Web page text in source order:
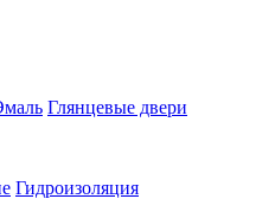
Глянцевые двери
Гидроизоляция